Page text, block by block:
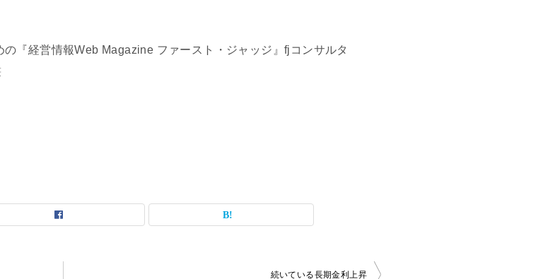
『経営情報Web Magazine ファースト・ジャッジ』fjコンサルタ
続いている長期金利上昇